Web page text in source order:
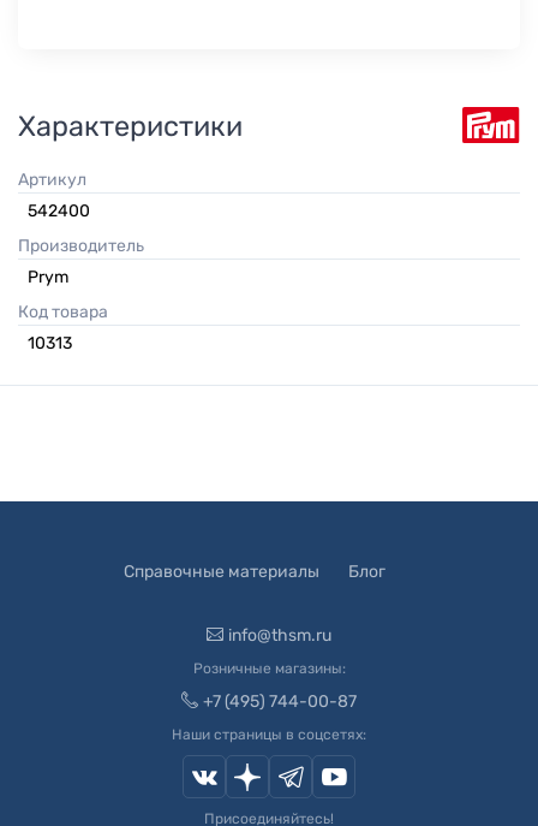
Характеристики
Артикул
542400
Производитель
Prym
Код товара
10313
Справочные материалы Блог
info@thsm.ru
Розничные магазины:
+7 (495) 744-00-87
Наши страницы в соцсетях:
Присоединяйтесь!